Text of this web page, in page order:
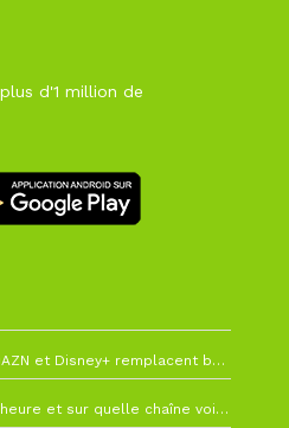
d'1 million de
La Liga change de diffuseur : DAZN et Disney+ remplacent beIN Sports !
RC Lens – Villarreal : à quelle heure et sur quelle chaîne voir la finale de la Como Cup ?